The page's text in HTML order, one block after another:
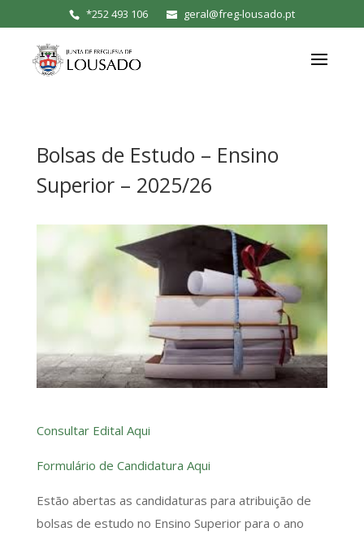
*252 493 106 geral@freg-lousado.pt
Bolsas de Estudo – Ensino
Superior – 2025/26
Consultar Edital Aqui
Formulário de Candidatura Aqui
Estão abertas as candidaturas para atribuição de
bolsas de estudo no Ensino Superior para o ano